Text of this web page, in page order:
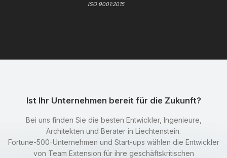
ISO 9001:2015
Ist Ihr Unternehmen bereit für die Zukunft?
Bei uns finden Sie die besten Entwickler, Ingenieure,
Architekten und Berater in Liechtenstein.
Fortune-500-Unternehmen und Start-ups wählen die Entwickler
von Team Extension für ihre geschäftskritischen